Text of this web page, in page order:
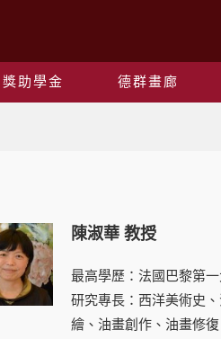
獎助學金 德群畫廊
陳淑華 教授
最高學歷：法國巴黎第
研究專長：西洋美術史
繪、油畫創作、油畫修